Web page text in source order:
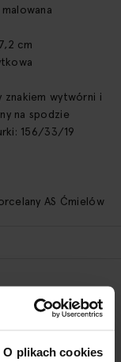
O plikach cookies
cm
znakiem wytwórni i
na spodzie
156/33/19
AS Ćmielów
w ciągu 3
SZCZEGÓŁY